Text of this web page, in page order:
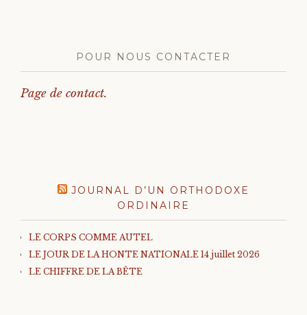
POUR NOUS CONTACTER
Page de contact.
JOURNAL D’UN ORTHODOXE
ORDINAIRE
LE CORPS COMME AUTEL
LE JOUR DE LA HONTE NATIONALE 14 juillet 2026
LE CHIFFRE DE LA BÊTE